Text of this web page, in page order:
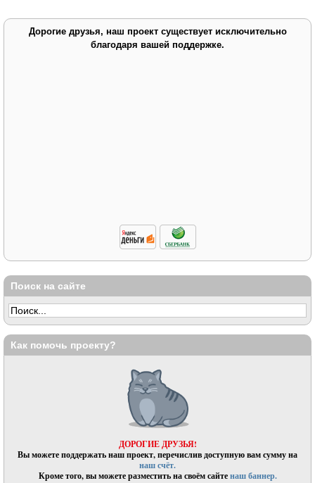
Дорогие друзья, наш проект существует исключительно
благодаря вашей поддержке.
Поиск на сайте
Как помочь проекту?
ДОРОГИЕ ДРУЗЬЯ!
Вы можете поддержать наш проект, перечислив доступную вам сумму на
наш счёт.
Кроме того, вы можете разместить на своём сайтенаш баннер.